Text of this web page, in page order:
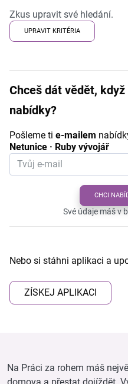
Zkus upravit své hledání.
UPRAVIT KRITÉRIA
Chceš dát vědět,
nabídky?
Pošleme ti e-mailem
Netunice · Ruby vývojář
CHCI
Své údaje máš v
Nebo si stáhni aplikaci a
ZÍSKEJ APLIKACI
Na Práci za rohem máš
domova a přestat dojíždět.